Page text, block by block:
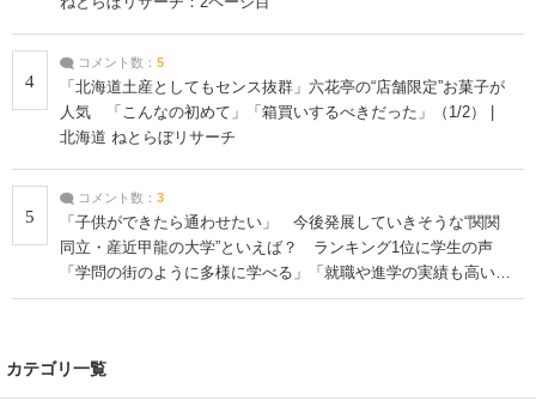
4
コメント数： 5
「北海道土産としてもセンス抜群」六花亭の“店舗限定”お菓子が
人気 「こんなの初めて」「箱買いするべきだった」（1/2） |
北海道 ねとらぼリサーチ
5
コメント数： 3
「子供ができたら通わせたい」 今後発展していきそうな“関関
同立・産近甲龍の大学”といえば？ ランキング1位に学生の声
「学問の街のように多様に学べる」「就職や進学の実績も高い」
| 大学 ねとらぼリサーチ
カテゴリ一覧